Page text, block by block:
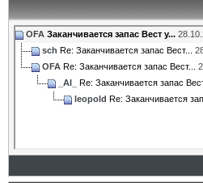
OFA Заканчивается запас Вест у...
sch Re: Заканчивается запас Вест...
OFA Re: Заканчивается запас Вест...
_AI_
Re: Заканчивается запас
leopold Re: Заканчивается